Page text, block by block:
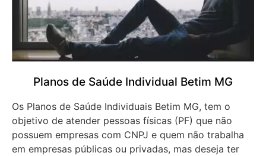
Planos de Saúde Individual Betim MG
Os Planos de Saúde Individuais Betim MG, tem o
objetivo de atender pessoas físicas (PF) que não
possuem empresas com CNPJ e quem não trabalha
em empresas públicas ou privadas, mas deseja ter